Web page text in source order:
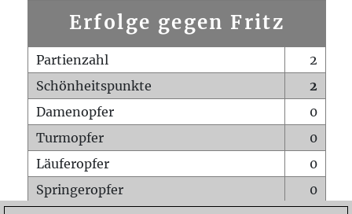
Erfolge gegen Fritz
Partienzahl
2
Schönheitspunkte
2
Damenopfer
0
Turmopfer
0
Läuferopfer
0
Springeropfer
0